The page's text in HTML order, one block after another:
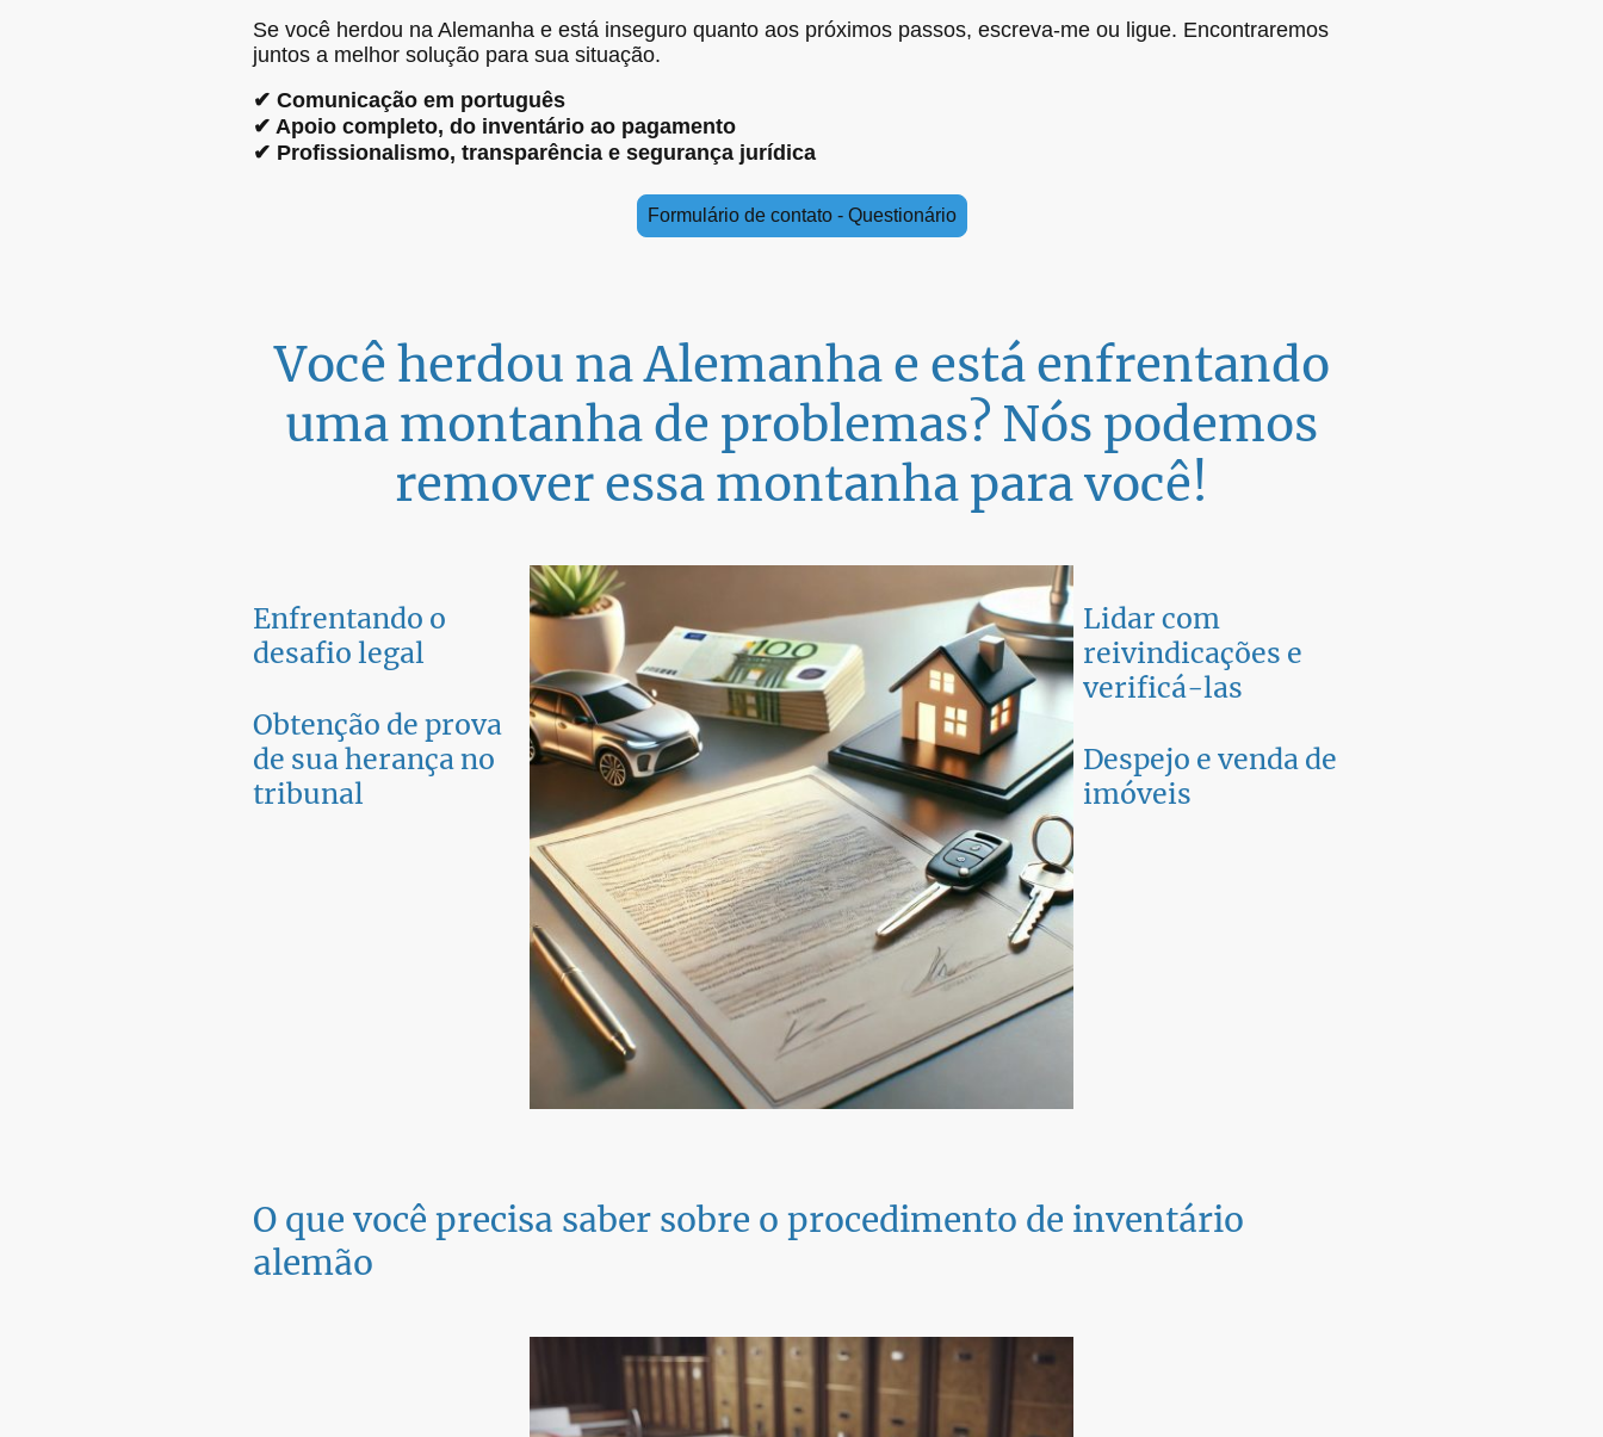
Se você herdou na Alemanha e está inseguro quanto aos próximos passos, escreva-me ou ligue. Encontraremos
juntos a melhor solução para sua situação.
✔ Comunicação em português
✔ Apoio completo, do inventário ao pagamento
✔ Profissionalismo, transparência e segurança jurídica
Formulário de contato - Questionário
Você herdou na Alemanha e está enfrentando
uma montanha de problemas? Nós podemos
remover essa montanha para você!
Enfrentando o
desafio legal
Obtenção de prova
de sua herança no
tribunal
Lidar com
reivindicações e
verificá-las
Despejo e venda de
imóveis
O que você precisa saber sobre o procedimento de inventário
alemão